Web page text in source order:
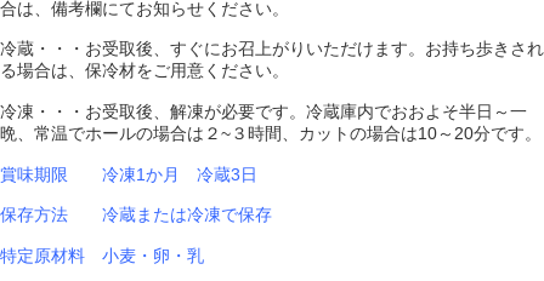
合は、備考欄にてお知らせください。
冷蔵・・・お受取後、すぐにお召上がりいただけます。お持ち歩きされ
る場合は、保冷材をご用意ください。
冷凍・・・お受取後、解凍が必要です。冷蔵庫内でおおよそ半日～一
晩、常温でホールの場合は２~３時間、カットの場合は10～20分です。
賞味期限 冷凍1か月 冷蔵3日
保存方法 冷蔵または冷凍で保存
特定原材料 小麦・卵・乳